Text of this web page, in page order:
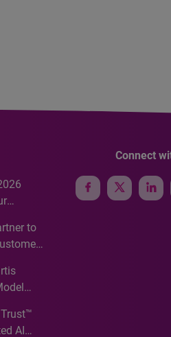
to
AI
Connect